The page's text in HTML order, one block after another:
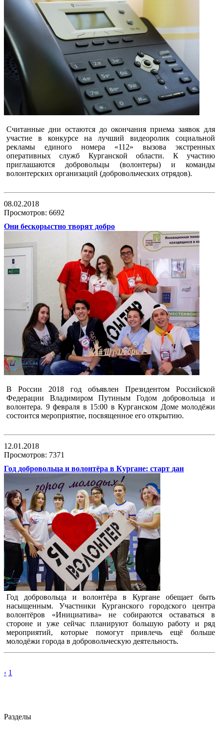
Считанные дни остаются до окончания приема заявок для
участие в конкурсе на лучший видеоролик социальной
рекламы единого номера «112» вызова экстренных
оперативных служб Курганской области. К участию
приглашаются добровольцы (волонтеры) и команды
волонтерских организаций (добровольческих отрядов).
08.02.2018
Просмотров: 6692
Они бескорыстно творят добро
В России 2018 год объявлен Президентом Российской
Федерации Владимиром Путиным Годом добровольца и
волонтера. 9 февраля в 15:00 в Курганском Доме молодёжи
состоится мероприятие, посвященное его открытию.
12.01.2018
Просмотров: 7371
Год добровольца и волонтёра в Кургане: старт дан
Год добровольца и волонтёра в Кургане обещает быть
насыщенным. Участники Курганского городского центра
волонтёров «Инициатива» не собираются оставаться в
стороне и уже сейчас планируют большую работу и ряд
мероприятий, которые помогут привлечь ещё больше
молодёжи города в добровольческую деятельность.
‹ 1
Разделы